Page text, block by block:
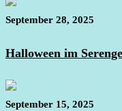
September 28, 2025
Halloween im
September 15, 2025